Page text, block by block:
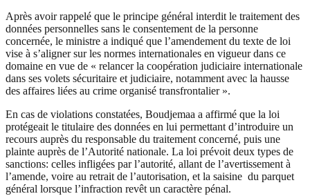
Après avoir rappelé que le principe général interdit le traitement des
données personnelles sans le consentement de la personne
concernée, le ministre a indiqué que l’amendement du texte de loi
vise à s’aligner sur les normes internationales en vigueur dans ce
domaine en vue de « relancer la coopération judiciaire internationale
dans ses volets sécuritaire et judiciaire, notamment avec la hausse
des affaires liées au crime organisé transfrontalier ».
En cas de violations constatées, Boudjemaa a affirmé que la loi
protégeait le titulaire des données en lui permettant d’introduire un
recours auprès du responsable du traitement concerné, puis une
plainte auprès de l’Autorité nationale. La loi prévoit deux types de
sanctions: celles infligées par l’autorité, allant de l’avertissement à
l’amende, voire au retrait de l’autorisation, et la saisine du parquet
général lorsque l’infraction revêt un caractère pénal.